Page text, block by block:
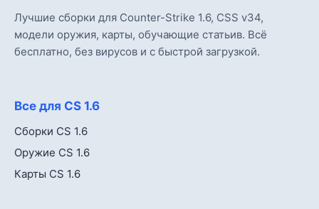
Лучшие сборки для Counter-Strike 1.6, CSS v34,
модели оружия, карты, обучающие статьив. Всё
бесплатно, без вирусов и с быстрой загрузкой.
Все для CS 1.6
Сборки CS 1.6
Оружие CS 1.6
Карты CS 1.6